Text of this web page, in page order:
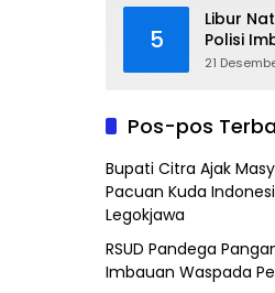
5
Libur
Polisi
21
Pos-pos
Bupati Citra Ajak
Pacuan Kuda
Legokjawa
RSUD Pandega
Imbauan Waspada